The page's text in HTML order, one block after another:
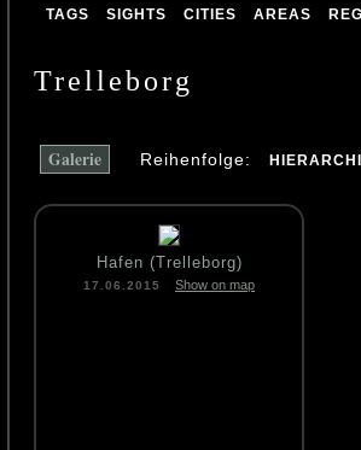
TAGS SIGHTS CITIES AREAS
Trelleborg
Galerie Reihenfolge:
Hafen (Trelleborg)
17.06.2015 Show on map